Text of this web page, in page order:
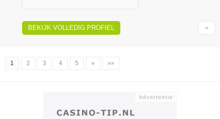
BEKIJK VOLLEDIG PROFIEL
1 2 3 4 5 » »»